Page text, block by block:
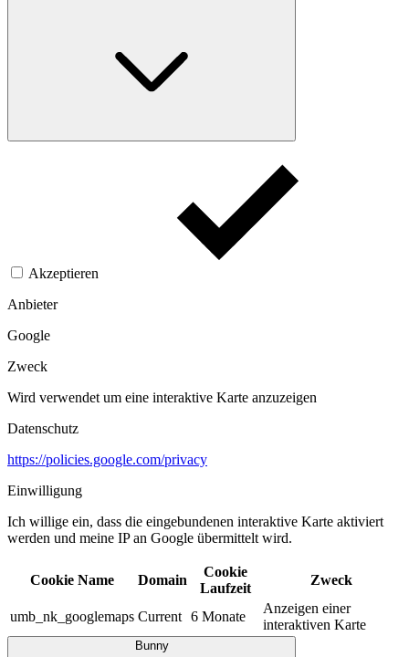
Akzeptieren
Anbieter
Google
Zweck
Wird verwendet um eine interaktive Karte anzuzeigen
Datenschutz
https://policies.google.com/privacy
Einwilligung
Ich willige ein, dass die eingebundenen interaktive Karte aktiviert
werden und meine IP an Google übermittelt wird.​
Cookie Name Domain
Cookie
Laufzeit
Zweck
umb_nk_googlemaps Current 6 Monate
Anzeigen einer
interaktiven Karte
Bunny